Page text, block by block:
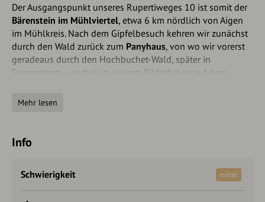
Der Ausgangspunkt unseres Rupertiweges 10 ist somit der
Bärenstein im Mühlviertel, etwa 6 km nördlich von Ai­gen
im Mühlkreis. Nach dem Gipfelbesuch kehren wir zunächst
durch den Wald zurück zum Panyhaus, von wo wir vorerst
geradeaus durch den Hochbuchet-Wald, spä­ter in
Serpentinen – vorbei an einigen Bildstöcken auf dem
Panyhauses gelangen, die wir übersetzen. An einer Ka­pel­le
Straßenabzweigung halten wir uns links und erreichen
direkt den Hauptplatz von Aigen. Auf der Lin­zer Hauptstraße
gleichnamigen Stift.
Mehr lesen
Info
Schwierigkeit mittel